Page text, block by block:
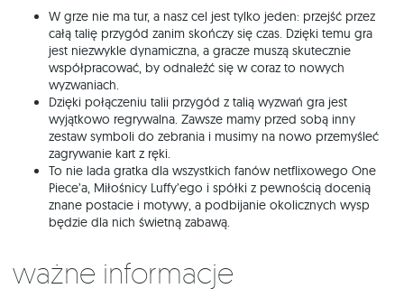
W grze nie ma tur, a nasz cel jest tylko jeden: przejść przez
całą talię przygód zanim skończy się czas. Dzięki temu gra
jest niezwykle dynamiczna, a gracze muszą skutecznie
współpracować, by odnaleźć się w coraz to nowych
wyzwaniach.
Dzięki połączeniu talii przygód z talią wyzwań gra jest
wyjątkowo regrywalna. Zawsze mamy przed sobą inny
zestaw symboli do zebrania i musimy na nowo przemyśleć
zagrywanie kart z ręki.
To nie lada gratka dla wszystkich fanów netflixowego One
Piece’a, Miłośnicy Luffy’ego i spółki z pewnością docenią
znane postacie i motywy, a podbijanie okolicznych wysp
będzie dla nich świetną zabawą.
Ważne informacje